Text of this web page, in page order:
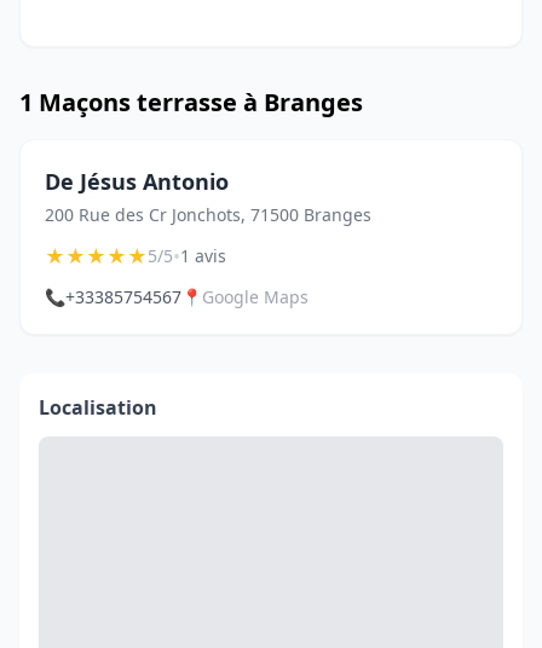
1 Maçons terrasse à Branges
De Jésus Antonio
200 Rue des Cr Jonchots, 71500 Branges
★★★★★5/5•1 avis
📞+33385754567 📍 Google Maps
Localisation